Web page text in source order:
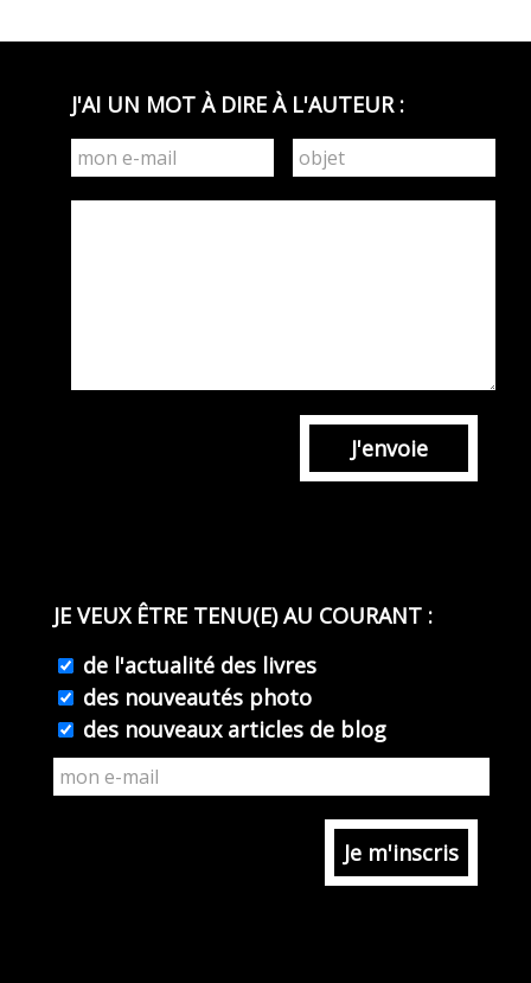
J'AI UN MOT À DIRE À L'AUTEUR :
J'envoie
JE VEUX ÊTRE TENU(E) AU COURANT :
de l'actualité des livres
des nouveautés photo
des nouveaux articles de blog